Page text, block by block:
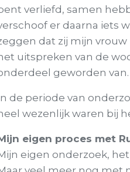
verliefd, samen
er daarna iets
dat zij mijn
uitspreken van de
geworden van.
de periode van
wezenlijk waren bij
eigen proces met
eigen onderzoek,